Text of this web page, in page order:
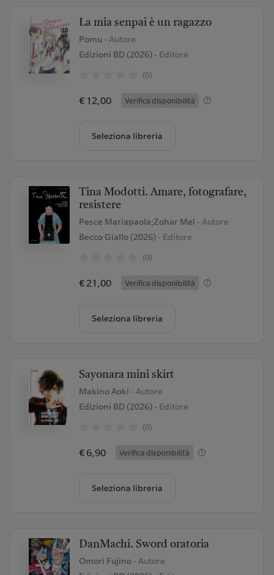
La mia senpai è un ragazzo
Pomu - Autore
Edizioni BD (2026)- Editore
(0)
€ 12,00 Verifica disponibilità
Seleziona libreria
Tina Modotti. Amare, fotografare,
resistere
Pesce Mariapaola;Zohar Mel - Autore
Becco Giallo (2026)- Editore
(0)
€ 21,00 Verifica disponibilità
Seleziona libreria
Sayonara mini skirt
Makino Aoki - Autore
Edizioni BD (2026)- Editore
(0)
€ 6,90 Verifica disponibilità
Seleziona libreria
DanMachi. Sword oratoria
Omori Fujino - Autore